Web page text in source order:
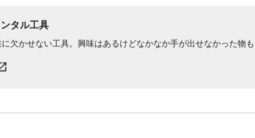
タル工具
欠かせない工具。興味はあるけどなかなか手が出せなかった物